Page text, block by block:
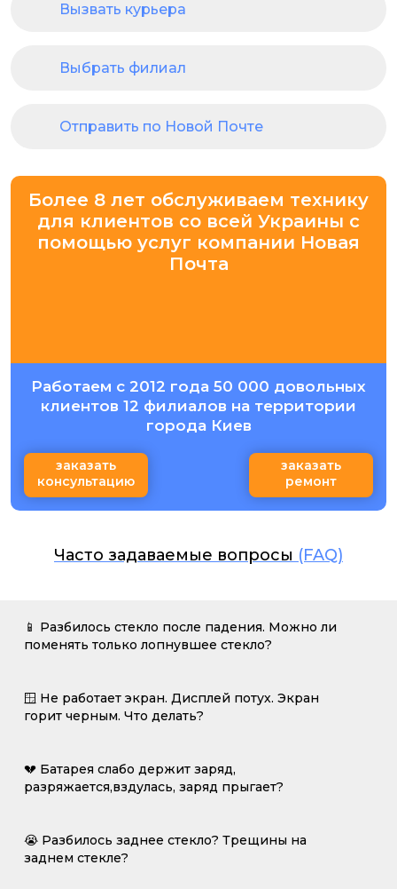
Вызвать курьера
Выбрать филиал
Отправить по Новой Почте
Более 8 лет обслуживаем технику
для клиентов со всей Украины с
помощью услуг компании Новая
Почта
Работаем с 2012 года 50 000 довольных
клиентов 12 филиалов на территории
города Киев
заказать
консультацию
заказать
ремонт
Часто задаваемые вопросы (FAQ)
📱 Разбилось стекло после падения. Можно ли
поменять только лопнувшее стекло?
🪟 Не работает экран. Дисплей потух. Экран
горит черным. Что делать?
💔 Батарея слабо держит заряд,
разряжается,вздулась, заряд прыгает?
😭 Разбилось заднее стекло? Трещины на
заднем стекле?